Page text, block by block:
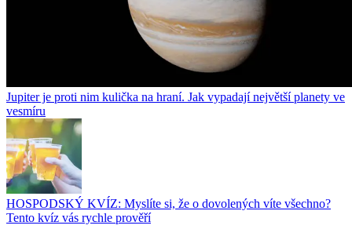
Jupiter je proti nim kulička na hraní. Jak vypadají největší planety ve
vesmíru
HOSPODSKÝ KVÍZ: Myslíte si, že o dovolených víte všechno?
Tento kvíz vás rychle prověří